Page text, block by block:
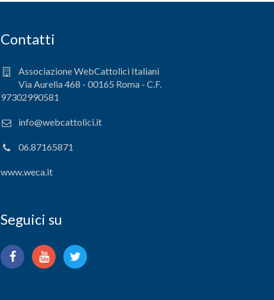
Contatti
Associazione WebCattolici Italiani
Via Aurelia 468 - 00165 Roma - C.F.
97302990581
info@webcattolici.it
06.87165871
www.weca.it
Seguici su